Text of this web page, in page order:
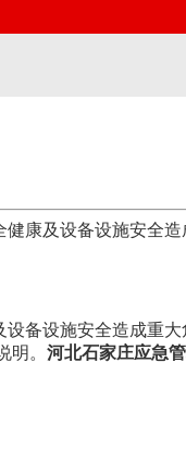
康及设备设施安全
备设施安全造成重
。 河北石家庄应急